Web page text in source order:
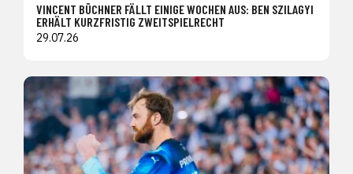
VINCENT BÜCHNER FÄLLT EINIGE WOCHEN AUS: BEN SZILAGYI
ERHÄLT KURZFRISTIG ZWEITSPIELRECHT
29.07.26